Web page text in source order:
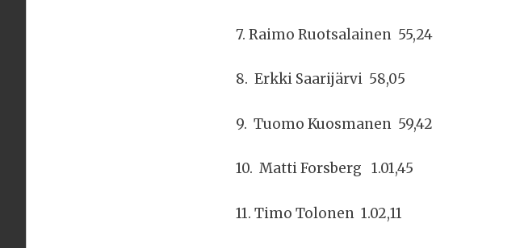
7. Raimo Ruotsalainen 55,24
8. Erkki Saarijärvi 58,05
9. Tuomo Kuosmanen 59,42
10. Matti Forsberg 1.01,45
11. Timo Tolonen 1.02,11